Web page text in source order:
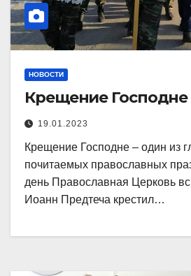
НОВОСТИ
Крещение Господне
19.01.2023
Крещение Господне – один из
почитаемых православных
день Православная Церковь
Иоанн Предтеча крестил…